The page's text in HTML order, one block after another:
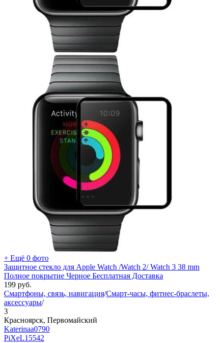
+ Ещё 0 фото
Защитное стекло для Apple Watch /Watch 2/ Watch 3 38 mm
Полное покрытие Черное Бесплатная Доставка
199 руб.
Смартфоны, связь, навигация/Смарт-часы, фитнес-браслеты,
аксессуары/
3
Красноярск, Первомайский
Katerinaa0790
PiXeL15542